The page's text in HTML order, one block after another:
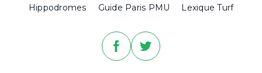
Hippodromes Guide Paris PMU Lexique Turf